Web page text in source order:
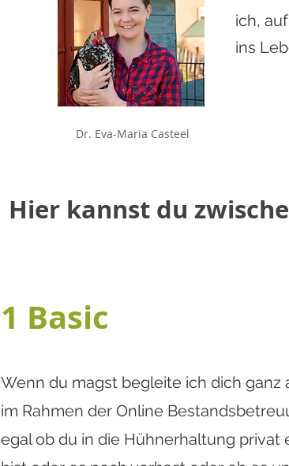
ins
der
egal ob du in die
oder es noch vorhast, wir
Programminnerhalb von 4
Sprechstunde alle Details und
Solltest du schon Hühner
ich,
ins
Dr. Eva-Maria Casteel
Hier kannst du
1 Basic
Wenn du magst begleite ich dich ganz
im Rahmen der Online
egal ob du in die Hühnerhaltung privat